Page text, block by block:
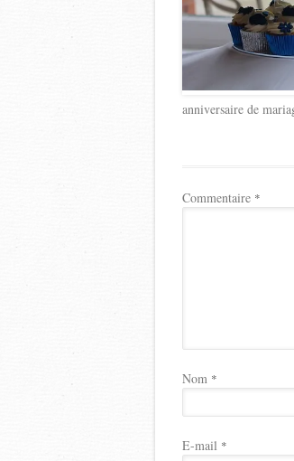
anniversaire de
Commentaire *
Nom *
E-mail *